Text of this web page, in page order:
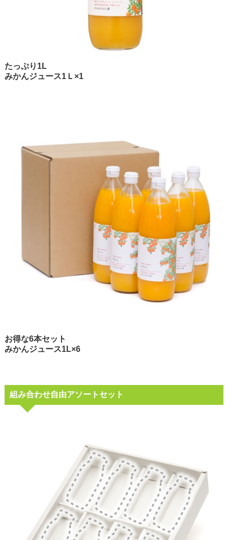
たっぷり1L
みかんジュース1Ｌ×1
お得な6本セット
みかんジュース1L×6
組み合わせ自由アソートセット